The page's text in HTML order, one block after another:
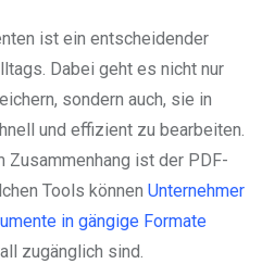
ist ein entscheidender
Dabei geht es nicht nur
sondern auch, sie in
und effizient zu bearbeiten.
Zusammenhang ist der PDF-
Tools können Unternehmer
in gängige Formate
zugänglich sind.